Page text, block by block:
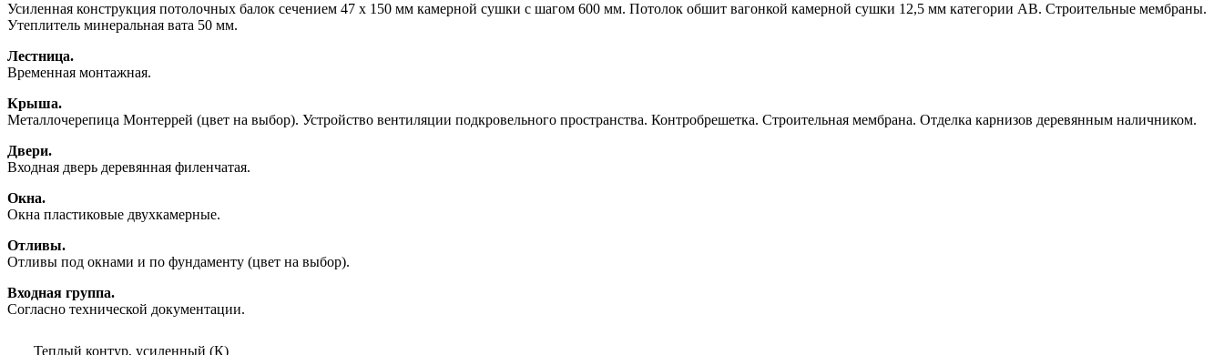
Усиленная конструкция потолочных балок сечением 47 х 150 мм камерной сушки с шагом 600 мм. Потолок обшит вагонкой камерной сушки 12,5 мм категории АВ. Строительные мембраны.
Утеплитель минеральная вата 50 мм.
Лестница.
Временная монтажная.
Крыша.
Металлочерепица Монтеррей (цвет на выбор). Устройство вентиляции подкровельного пространства. Контробрешетка. Строительная мембрана. Отделка карнизов деревянным наличником.
Двери.
Входная дверь деревянная филенчатая.
Окна.
Окна пластиковые двухкамерные.
Отливы.
Отливы под окнами и по фундаменту (цвет на выбор).
Входная группа.
Согласно технической документации.
Теплый контур, усиленный (К)